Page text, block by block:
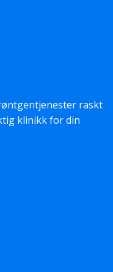
raskt
klinikk for din